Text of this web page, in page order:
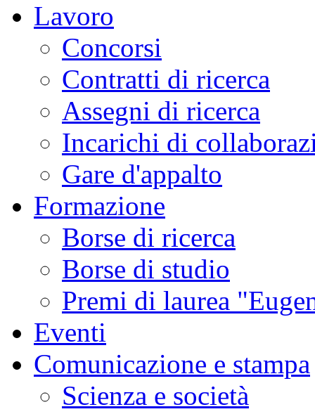
Lavoro
Concorsi
Contratti di ricerca
Assegni di ricerca
Incarichi di
Gare d'appalto
Formazione
Borse di ricerca
Borse di studio
Premi di laurea
Eventi
Comunicazione e stampa
Scienza e società